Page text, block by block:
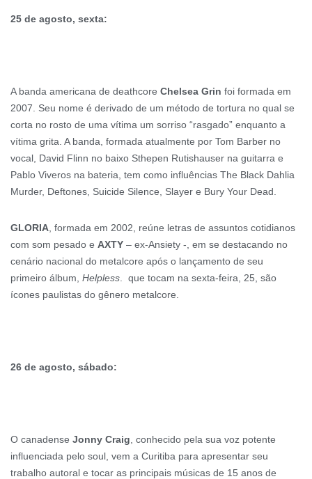
25 de agosto, sexta:
A banda americana de deathcore Chelsea Grin foi formada em
2007. Seu nome é derivado de um método de tortura no qual se
corta no rosto de uma vítima um sorriso “rasgado” enquanto a
vítima grita. A banda, formada atualmente por Tom Barber no
vocal, David Flinn no baixo Sthepen Rutishauser na guitarra e
Pablo Viveros na bateria, tem como influências The Black Dahlia
Murder, Deftones, Suicide Silence, Slayer e Bury Your Dead.
GLORIA , formada em 2002, reúne letras de assuntos cotidianos
com som pesado e AXTY – ex-Ansiety -, em se destacando no
cenário nacional do metalcore após o lançamento de seu
primeiro álbum, Helpless . que tocam na sexta-feira, 25, são
ícones paulistas do gênero metalcore.
26 de agosto, sábado:
O canadense Jonny Craig , conhecido pela sua voz potente
influenciada pelo soul, vem a Curitiba para apresentar seu
trabalho autoral e tocar as principais músicas de 15 anos de